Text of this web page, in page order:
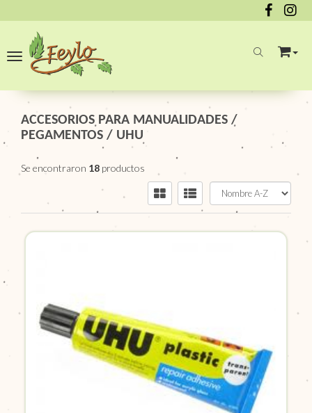
Toggle navigation
ACCESORIOS PARA MANUALIDADES /
PEGAMENTOS / UHU
Se encontraron 18 productos